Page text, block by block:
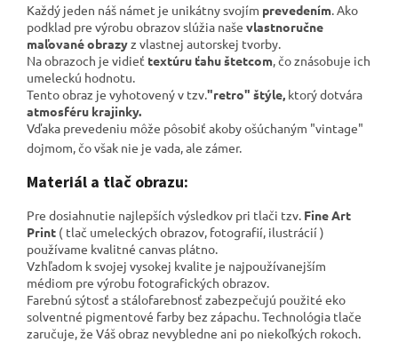
Každý jeden náš námet je unikátny svojím prevedením. Ako
podklad pre výrobu obrazov slúžia naše vlastnoručne
maľované obrazyz vlastnej autorskej tvorby.
Na obrazoch je vidieť textúru ťahu štetcom, čo znásobuje ich
umeleckú hodnotu.
Tento obraz je vyhotovený v tzv."retro" štýle, ktorý dotvára
atmosféru krajinky.
Vďaka prevedeniu môže pôsobiť akoby ošúchaným "vintage"
dojmom, čo však nie je vada, ale zámer.
Materiál a tlač obrazu:
Pre dosiahnutie najlepších výsledkov pri tlači tzv. Fine Art
Print ( tlač umeleckých obrazov, fotografií, ilustrácií )
používame kvalitné canvas plátno.
Vzhľadom k svojej vysokej kvalite je najpoužívanejším
médiom pre výrobu fotografických obrazov.
Farebnú sýtosť a stálofarebnosť zabezpečujú použité eko
solventné pigmentové farby bez zápachu. Technológia tlače
zaručuje, že Váš obraz nevybledne ani po niekoľkých rokoch.